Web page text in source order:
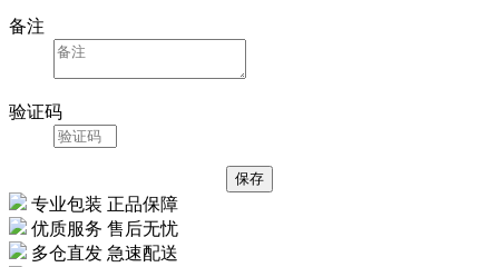
备注
验证码
专业包装 正品保障
优质服务 售后无忧
多仓直发 急速配送